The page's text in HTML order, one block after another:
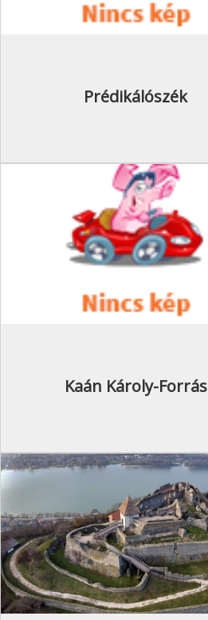
Prédikálószék
Kaán Károly-Forrás